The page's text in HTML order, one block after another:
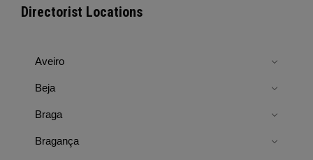
Directorist Locations
Aveiro
Beja
Braga
Bragança